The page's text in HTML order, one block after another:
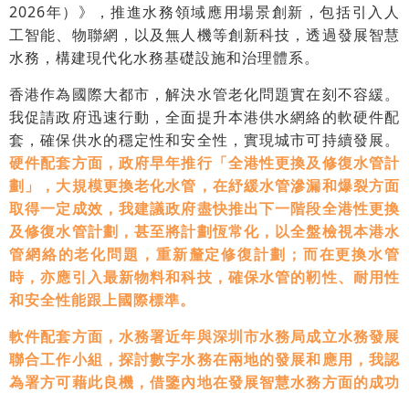
2026年）》，推進水務領域應用場景創新，包括引入人
工智能、物聯網，以及無人機等創新科技，透過發展智慧
水務，構建現代化水務基礎設施和治理體系。
香港作為國際大都市，解決水管老化問題實在刻不容緩。
我促請政府迅速行動，全面提升本港供水網絡的軟硬件配
套，確保供水的穩定性和安全性，實現城市可持續發展。
硬件配套方面，政府早年推行「全港性更換及修復水管計
劃」，大規模更換老化水管，在紓緩水管滲漏和爆裂方面
取得一定成效，我建議政府盡快推出下一階段全港性更換
及修復水管計劃，甚至將計劃恆常化，以全盤檢視本港水
管網絡的老化問題，重新釐定修復計劃；而在更換水管
時，亦應引入最新物料和科技，確保水管的靭性、耐用性
和安全性能跟上國際標準。
軟件配套方面，水務署近年與深圳市水務局成立水務發展
聯合工作小組，探討數字水務在兩地的發展和應用，我認
為署方可藉此良機，借鑒內地在發展智慧水務方面的成功